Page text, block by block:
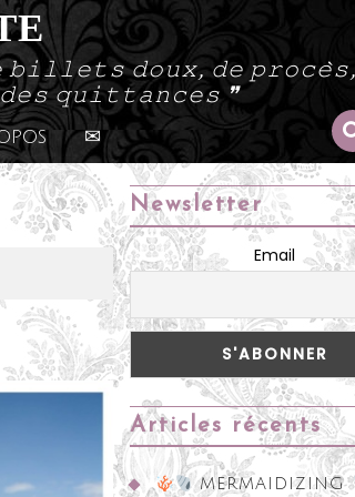
𝚍𝚘𝚞𝚡, 𝚍𝚎
𝚚𝚞𝚒𝚝𝚝𝚊𝚗𝚌𝚎𝚜 ❞
✉
Newsletter
Email
Articles récents
MERMAIDIZING